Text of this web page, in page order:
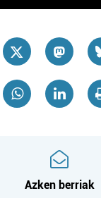
Azken berriak